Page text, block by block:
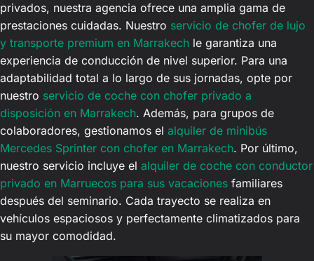
privados, nuestra agencia ofrece una amplia gama de
prestaciones cuidadas. Nuestro servicio de chofer de lujo
y transporte premium en Marrakech le garantiza una
experiencia de conducción de nivel superior. Para una
adaptabilidad total a lo largo de sus jornadas, opte por
nuestro servicio de coche con chofer privado a
disposición en Marrakech. Además, para grupos de
colaboradores, gestionamos el alquiler de minibús
Mercedes Sprinter con chofer en Marrakech. Por último,
nuestro servicio incluye el alquiler de coche con conductor
privado en Marruecos para sus vacaciones familiares
después del seminario. Cada trayecto se realiza en
vehículos espaciosos y perfectamente climatizados para
su mayor comodidad.